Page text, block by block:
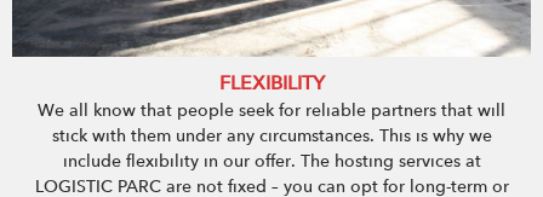
FLEXIBILITY
We all know that people seek for reliable partners that will
stick with them under any circumstances. This is why we
include flexibility in our offer. The hosting services at
LOGISTIC PARC are not fixed – you can opt for long-term or